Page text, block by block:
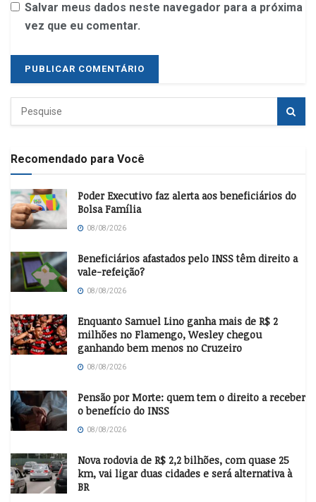
Salvar meus dados neste navegador para a próxima
vez que eu comentar.
Recomendado para Você
Poder Executivo faz alerta aos beneficiários do
Bolsa Família
08/08/2026
Beneficiários afastados pelo INSS têm direito a
vale-refeição?
08/08/2026
Enquanto Samuel Lino ganha mais de R$ 2
milhões no Flamengo, Wesley chegou
ganhando bem menos no Cruzeiro
08/08/2026
Pensão por Morte: quem tem o direito a receber
o benefício do INSS
08/08/2026
Nova rodovia de R$ 2,2 bilhões, com quase 25
km, vai ligar duas cidades e será alternativa à
BR